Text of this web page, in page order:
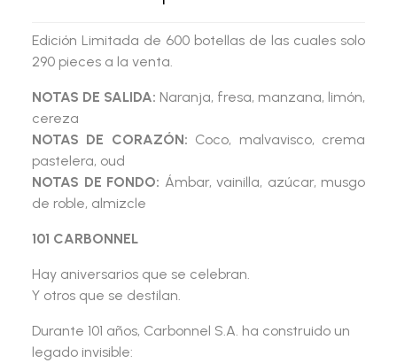
Edición Limitada de 600 botellas de las cuales solo
290 pieces a la venta.
NOTAS DE SALIDA: Naranja, fresa, manzana, limón,
cereza
NOTAS DE CORAZÓN: Coco, malvavisco, crema
pastelera, oud
NOTAS DE FONDO: Ámbar, vainilla, azúcar, musgo
de roble, almizcle
101 CARBONNEL
Hay aniversarios que se celebran.
Y otros que se destilan.
Durante 101 años, Carbonnel S.A. ha construido un
legado invisible: